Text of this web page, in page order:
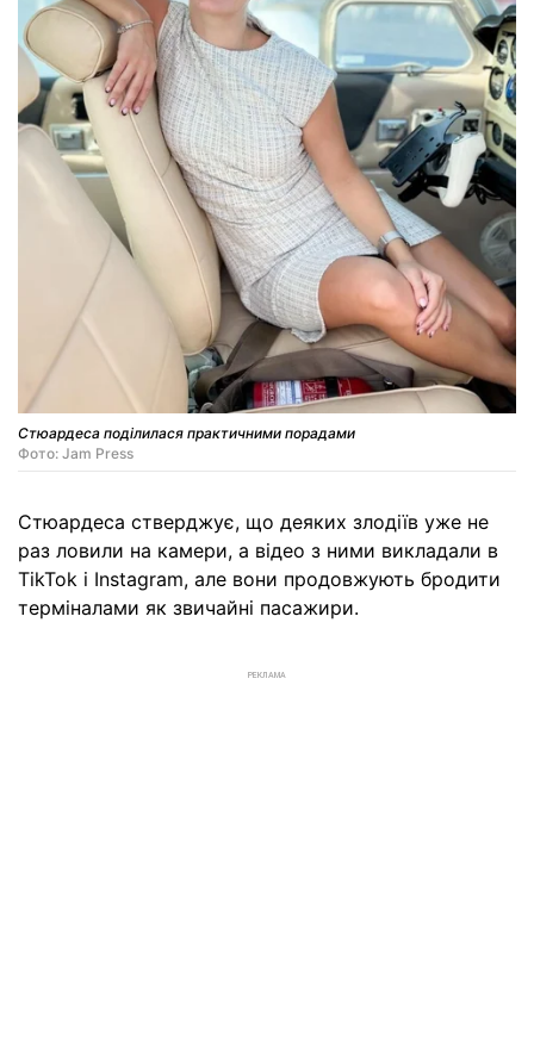
Стюардеса поділилася практичними порадами
Фото: Jam Press
Стюардеса стверджує, що деяких злодіїв уже не
раз ловили на камери, а відео з ними викладали в
TikTok і Instagram, але вони продовжують бродити
терміналами як звичайні пасажири.
РЕКЛАМА